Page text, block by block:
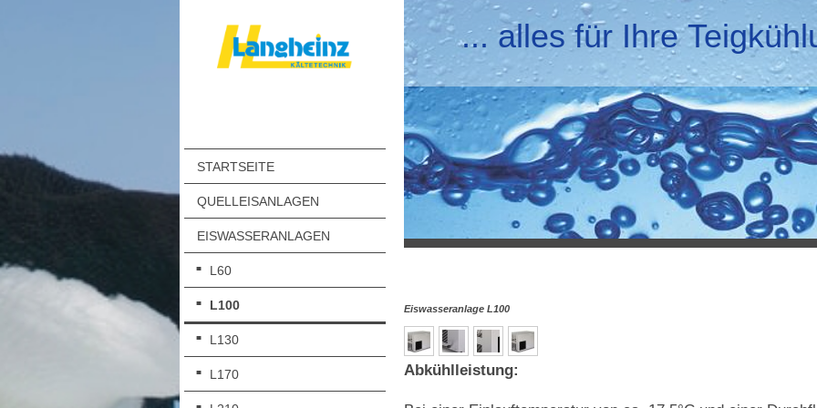
STARTSEITE
QUELLEISANLAGEN
EISWASSERANLAGEN
L60
L100
L130
L170
... alles für Ihre
Eiswasseranlage L100
Abkühlleistung: